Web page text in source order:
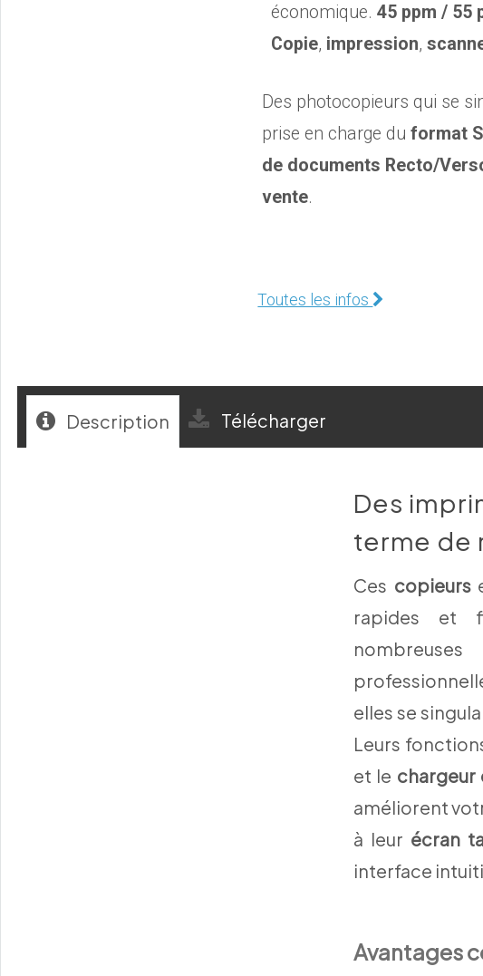
économique.45 ppm / 55
Copie, impression,
Des photocopieurs qui se
prise en charge duformat
de documents Recto/
vente.
Toutes les infos
Description Télécharger
Des
terme de
Ces copieurs
rapides et
elles se
Leurs
et le chargeur
améliorent
à leur écran
interface
Avantages